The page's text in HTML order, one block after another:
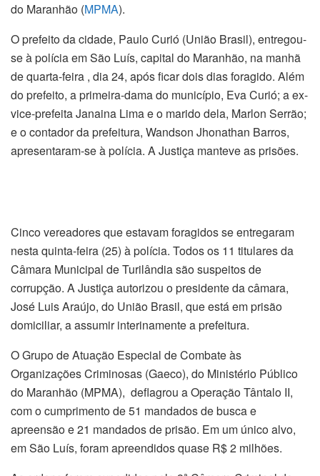
do Maranhão (MPMA).
O prefeito da cidade, Paulo Curió (União Brasil), entregou-
se à polícia em São Luís, capital do Maranhão, na manhã
de quarta-feira , dia 24, após ficar dois dias foragido. Além
do prefeito, a primeira-dama do município, Eva Curió; a ex-
vice-prefeita Janaina Lima e o marido dela, Marlon Serrão;
e o contador da prefeitura, Wandson Jhonathan Barros,
apresentaram-se à polícia. A Justiça manteve as prisões.
Cinco vereadores que estavam foragidos se entregaram
nesta quinta-feira (25) à polícia. Todos os 11 titulares da
Câmara Municipal de Turilândia são suspeitos de
corrupção. A Justiça autorizou o presidente da câmara,
José Luis Araújo, do União Brasil, que está em prisão
domiciliar, a assumir interinamente a prefeitura.
O Grupo de Atuação Especial de Combate às
Organizações Criminosas (Gaeco), do Ministério Público
do Maranhão (MPMA), deflagrou a Operação Tântalo II,
com o cumprimento de 51 mandados de busca e
apreensão e 21 mandados de prisão. Em um único alvo,
em São Luís, foram apreendidos quase R$ 2 milhões.